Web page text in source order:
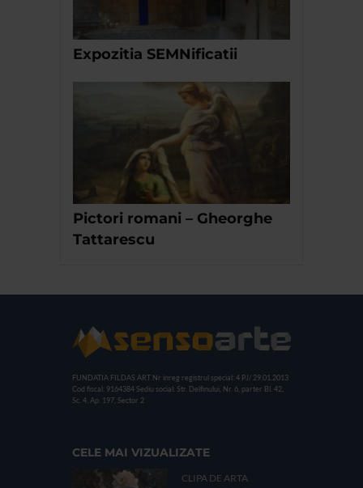
Expozitia SEMNificatii
Pictori romani – Gheorghe
Tattarescu
FUNDATIA FILDAS ART Nr inreg registrul special: 4 PJ/ 29.01.2013
Cod fiscal: 9164384 Sediu social: Str. Delfinului, Nr. 6, parter Bl. 42,
Sc. 4, Ap. 197, Sector 2
CELE MAI VIZUALIZATE
CLIPA DE ARTA